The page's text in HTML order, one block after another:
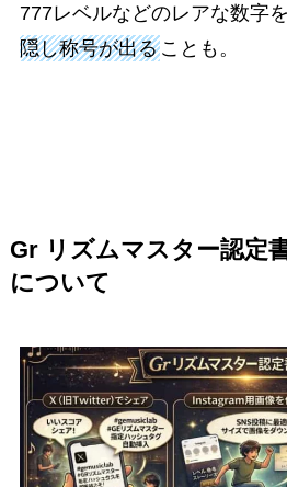
777レベルなどのレアな数字
隠し称号が出ることも。
Gr リズムマスター認定
について